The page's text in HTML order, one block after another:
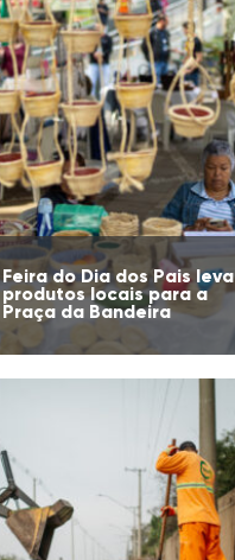
Feira do Dia dos Pais leva
produtos locais para a
Praça da Bandeira